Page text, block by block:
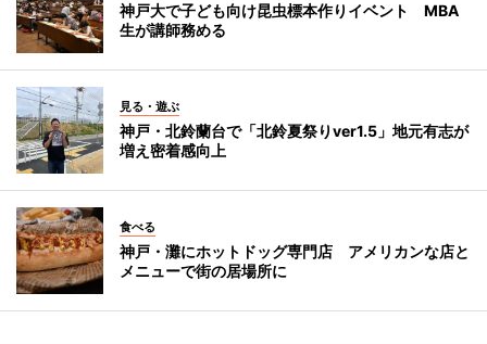
神戸大で子ども向け昆虫標本作りイベント MBA
生が講師務める
見る・遊ぶ
神戸・北鈴蘭台で「北鈴夏祭りver1.5」地元有志が
増え密着感向上
食べる
神戸・灘にホットドッグ専門店 アメリカンな店と
メニューで街の居場所に